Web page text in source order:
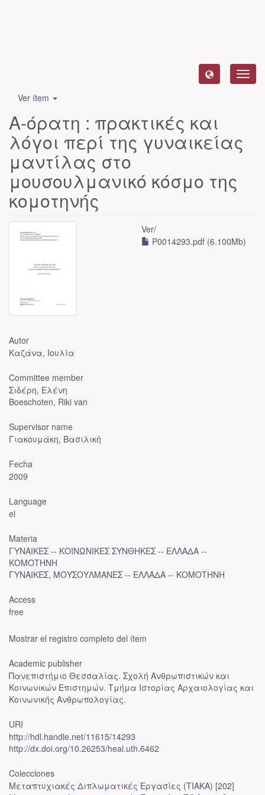
Ver ítem
Α-όρατη : πρακτικές και
λόγοι περί της γυναικείας
μαντίλας στο
μουσουλμανικό κόσμο της
κομοτηνής
Ver/
P0014293.pdf (6.100Mb)
Autor
Καζάνα, Ιουλία
Committee member
Σιδέρη, Ελένη
Boeschoten, Riki van
Supervisor name
Γιακουμάκη, Βασιλική
Fecha
2009
Language
el
Materia
ΓΥΝΑΙΚΕΣ -- ΚΟΙΝΩΝΙΚΕΣ ΣΥΝΘΗΚΕΣ -- ΕΛΛΑΔΑ --
ΚΟΜΟΤΗΝΗ
ΓΥΝΑΙΚΕΣ, ΜΟΥΣΟΥΛΜΑΝΕΣ -- ΕΛΛΑΔΑ -- ΚΟΜΟΤΗΝΗ
Access
free
Mostrar el registro completo del ítem
Academic publisher
Πανεπιστήμιο Θεσσαλίας. Σχολή Ανθρωπιστικών και
Κοινωνικών Επιστημών. Τμήμα Ιστορίας Αρχαιολογίας και
Κοινωνικής Ανθρωπολογίας.
URI
http://hdl.handle.net/11615/14293
http://dx.doi.org/10.26253/heal.uth.6462
Colecciones
Μεταπτυχιακές Διπλωματικές Εργασίες (ΤΙΑΚΑ) [202]